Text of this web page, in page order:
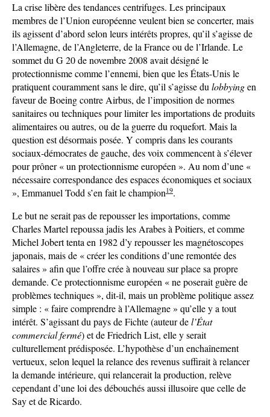
La crise libère des tendances centrifuges. Les principaux
membres de l’Union européenne veulent bien se concerter, mais
ils agissent d’abord selon leurs intérêts propres, qu’il s’agisse de
l’Allemagne, de l’Angleterre, de la France ou de l’Irlande. Le
sommet du G 20 de novembre 2008 avait désigné le
protectionnisme comme l’ennemi, bien que les États-Unis le
pratiquent couramment sans le dire, qu’il s’agisse du lobbyingen
faveur de Boeing contre Airbus, de l’imposition de normes
sanitaires ou techniques pour limiter les importations de produits
alimentaires ou autres, ou de la guerre du roquefort. Mais la
question est désormais posée. Y compris dans les courants
sociaux-démocrates de gauche, des voix commencent à s’élever
pour prôner « un protectionnisme européen ». Au nom d’une «
nécessaire correspondance des espaces économiques et sociaux
», Emmanuel Todd s’en fait le champion19.
Le but ne serait pas de repousser les importations, comme
Charles Martel repoussa jadis les Arabes à Poitiers, et comme
Michel Jobert tenta en 1982 d’y repousser les magnétoscopes
japonais, mais de « créer les conditions d’une remontée des
salaires » afin que l’offre crée à nouveau sur place sa propre
demande. Ce protectionnisme européen « ne poserait guère de
problèmes techniques », dit-il, mais un problème politique assez
simple : « faire comprendre à l’Allemagne » qu’elle y a tout
intérêt. S’agissant du pays de Fichte (auteur del’État
commercial fermé) et de Friedrich List, elle y serait
culturellement prédisposée. L’hypothèse d’un enchaînement
vertueux, selon lequel la relance des revenus suffirait à relancer
la demande intérieure, qui relancerait la production, relève
cependant d’une loi des débouchés aussi illusoire que celle de
Say et de Ricardo.